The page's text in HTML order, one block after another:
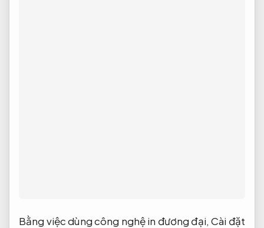
Bằng việc dùng công nghệ in đương đại,Cài đặt